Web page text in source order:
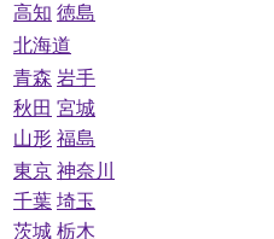
高知 徳島
北海道
青森 岩手
秋田 宮城
山形 福島
東京 神奈川
千葉 埼玉
茨城 栃木